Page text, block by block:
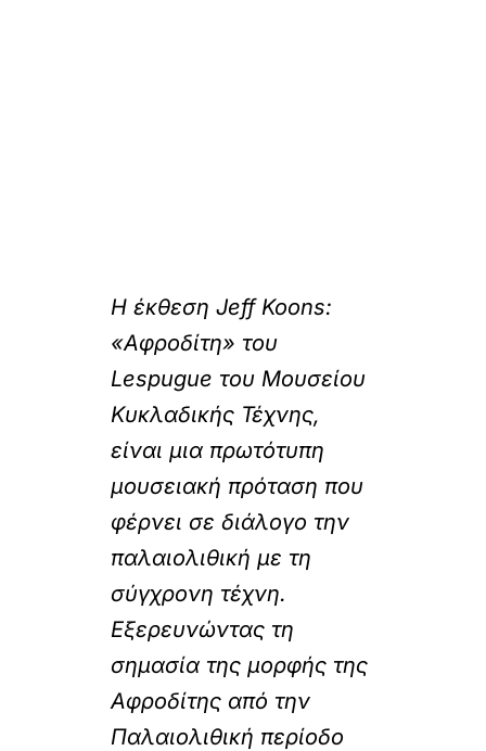
Η έκθεση Jeff Koons:
«Αφροδίτη» του
Lespugue του Μουσείου
Κυκλαδικής Τέχνης,
είναι μια πρωτότυπη
μουσειακή πρόταση που
φέρνει σε διάλογο την
παλαιολιθική με τη
σύγχρονη τέχνη.
Εξερευνώντας τη
σημασία της μορφής της
Αφροδίτης από την
Παλαιολιθική περίοδο